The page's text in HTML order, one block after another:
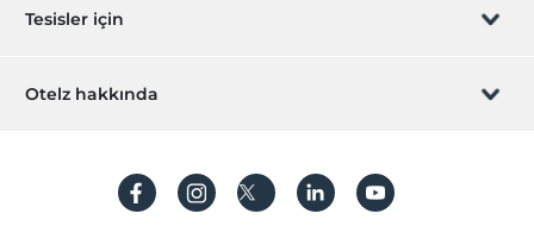
Sıkça sorulan sorular
Hediye Kart
Hesap oluştur
Tesisler için
Hemen tesisinizi ekleyin
Otelz hakkında